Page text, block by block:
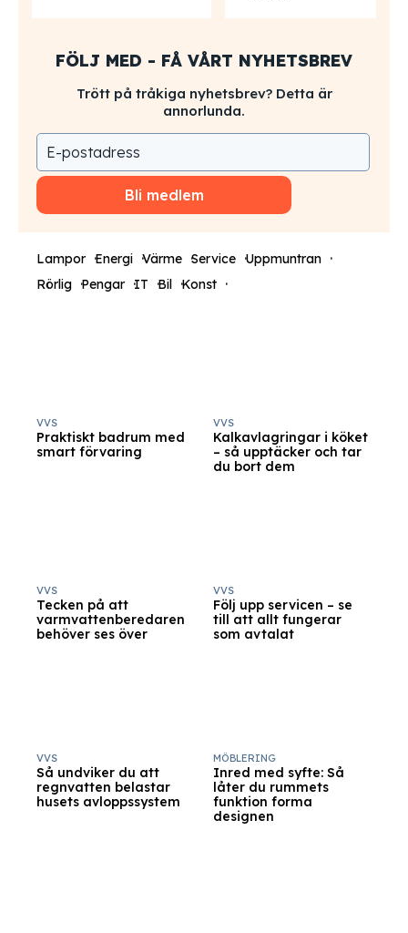
FÖLJ MED - FÅ VÅRT NYHETSBREV
Trött på tråkiga nyhetsbrev? Detta är
annorlunda.
Bli medlem
Lampor Energi Värme Service Uppmuntran
Rörlig Pengar IT Bil Konst
Praktiskt badrum med
smart förvaring
VVS
Kalkavlagringar i köket
– så upptäcker och tar
du bort dem
VVS
Tecken på att
varmvattenberedaren
behöver ses över
VVS
Följ upp servicen – se
till att allt fungerar
som avtalat
VVS
Så undviker du att
regnvatten belastar
husets avloppssystem
VVS
Inred med syfte: Så
låter du rummets
funktion forma
designen
MÖBLERING